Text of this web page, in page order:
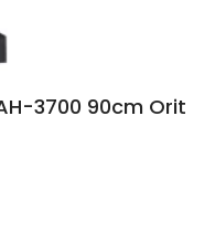
3700 90cm Orit